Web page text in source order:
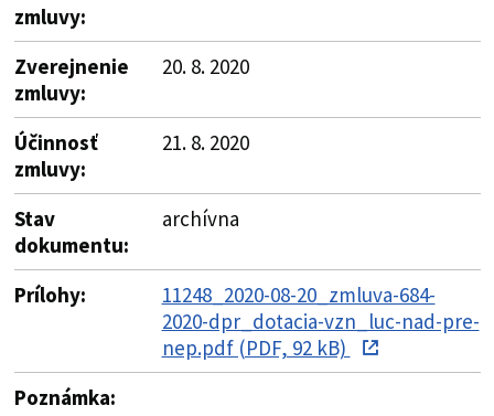
zmluvy:
Zverejnenie
zmluvy:
20. 8. 2020
Účinnosť
zmluvy:
21. 8. 2020
Stav
dokumentu:
archívna
Prílohy:
11248_2020-08-20_zmluva-684-
2020-dpr_dotacia-vzn_luc-nad-pre-
nep.pdf (PDF, 92 kB)
Poznámka: